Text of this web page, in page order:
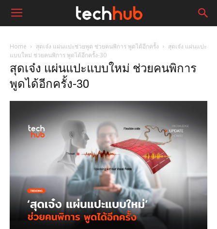
Home สุดเจ๋ง แผ่นแปะช่วยพูด ช่วยคนพิการ พูดได้อีกครั้ง
สุดเจ๋ง แผ่นแปะ
แบบใหม่ ช่วยคนพิการ พูดได้อีกครั้ง-30
สุดเจ๋ง แผ่นแปะแบบใหม่ ช่วยคนพิการ
พูดได้อีกครั้ง-30